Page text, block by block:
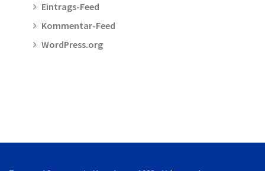
Eintrags-Feed
Kommentar-Feed
WordPress.org